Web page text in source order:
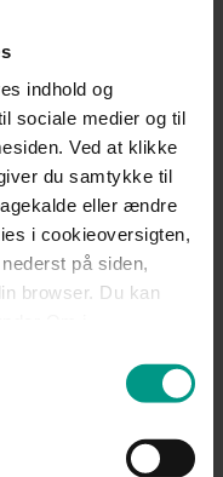
indhold og
sociale medier og til
Ved at klikke
du samtykke til
eller ændre
i cookieoversigten,
på siden,
browser. Du kan